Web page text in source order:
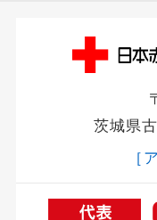
茨城県
［